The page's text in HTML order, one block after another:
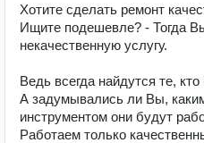
Хотите сделать ремонт
Ищите подешевле? - Тогда
некачественную услугу.
Ведь всегда найдутся те,
А задумывались ли Вы,
инструментом они будут
Работаем только